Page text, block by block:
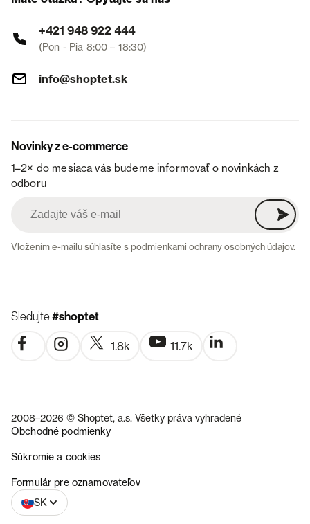
+421 948 922 444
(Pon - Pia 8:00 – 18:30)
info@shoptet.sk
Novinky z e-commerce
1–2× do mesiaca vás budeme informovať o novinkách z
odboru
Vložením e-mailu súhlasíte spodmienkami ochrany osobných údajov.
Sledujte#shoptet
1.8k 11.7k
2008–2026 © Shoptet, a.s. Všetky práva vyhradené
Obchodné podmienky
Súkromie a cookies
Formulár pre oznamovateľov
SK